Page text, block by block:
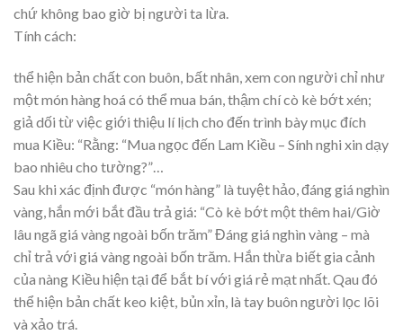
chứ không bao giờ bị người ta lừa.
Tính cách:
thể hiện bản chất con buôn, bất nhân, xem con người chỉ như
một món hàng hoá có thể mua bán, thậm chí cò kè bớt xén;
giả dối từ việc giới thiệu lí lịch cho đến trình bày mục đích
mua Kiều: “Rằng: “Mua ngọc đến Lam Kiều – Sính nghi xin dạy
bao nhiêu cho tường?”…
Sau khi xác định được “món hàng” là tuyệt hảo, đáng giá nghìn
vàng, hắn mới bắt đầu trả giá: “Cò kè bớt một thêm hai/Giờ
lâu ngã giá vàng ngoài bốn trăm” Đáng giá nghìn vàng – mà
chỉ trả với giá vàng ngoài bốn trăm. Hắn thừa biết gia cảnh
của nàng Kiều hiện tại để bắt bí với giá rẻ mạt nhất. Qau đó
thể hiện bản chất keo kiệt, bủn xỉn, là tay buôn người lọc lõi
và xảo trá.